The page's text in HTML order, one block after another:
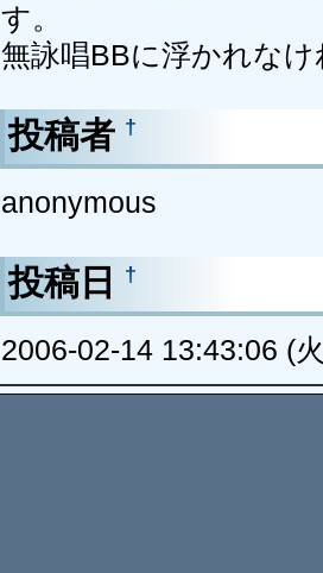
す。
無詠唱BBに浮かれな
投稿者 †
anonymous
投稿日 †
2006-02-14 13:43:06 (